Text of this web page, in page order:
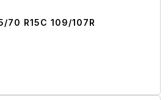
70 R15C 109/107R